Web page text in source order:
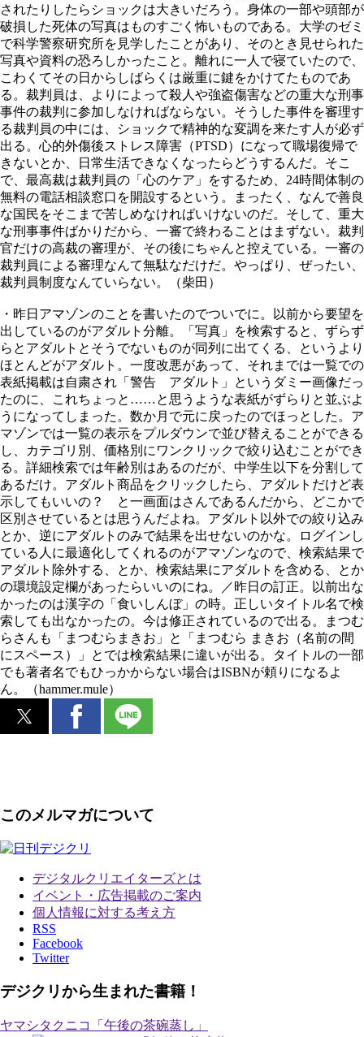
されたりしたらショックは大きいだろう。身体の一部や頭部が
破損した死体の写真はものすごく怖いものである。大学のゼミ
で科学警察研究所を見学したことがあり、そのとき見せられた
写真や資料の恐ろしかったこと。離れに一人で寝ていたので、
こわくてその日からしばらくは厳重に鍵をかけてたものであ
る。裁判員は、よりによって殺人や強盗傷害などの重大な刑事
事件の裁判に参加しなければならない。そうした事件を審理す
る裁判員の中には、ショックで精神的な変調を来たす人が必ず
出る。心的外傷後ストレス障害（PTSD）になって職場復帰で
きないとか、日常生活できなくなったらどうするんだ。そこ
で、最高裁は裁判員の「心のケア」をするため、24時間体制の
無料の電話相談窓口を開設するという。まったく、なんで善良
な国民をそこまで苦しめなければいけないのだ。そして、重大
な刑事事件ばかりだから、一審で終わることはまずない。裁判
官だけの高裁の審理が、その後にちゃんと控えている。一審の
裁判員による審理なんて無駄なだけだ。やっぱり、ぜったい、
裁判員制度なんていらない。（柴田）
・昨日アマゾンのことを書いたのでついでに。以前から要望を
出しているのがアダルト分離。「写真」を検索すると、ずらず
らとアダルトとそうでないものが同列に出てくる、というより
ほとんどがアダルト。一度改悪があって、それまでは一覧での
表紙掲載は自粛され「警告 アダルト」というダミー画像だっ
たのに、これちょっと……と思うような表紙がずらりと並ぶよ
うになってしまった。数か月で元に戻ったのでほっとした。ア
マゾンでは一覧の表示をプルダウンで並び替えることができる
し、カテゴリ別、価格別にワンクリックで絞り込むことができ
る。詳細検索では年齢別はあるのだが、中学生以下を分割して
あるだけ。アダルト商品をクリックしたら、アダルトだけど表
示してもいいの？ と一画面はさんであるんだから、どこかで
区別させているとは思うんだよね。アダルト以外での絞り込み
とか、逆にアダルトのみで結果を出せないのかな。ログインし
ている人に最適化してくれるのがアマゾンなので、検索結果で
アダルト除外する、とか、検索結果にアダルトを含める、とか
の環境設定欄があったらいいのにね。／昨日の訂正。以前出な
かったのは漢字の「食いしんぼ」の時。正しいタイトル名で検
索しても出なかったの。今は修正されているので出る。まつむ
らさんも「まつむらまきお」と「まつむら まきお（名前の間
にスペース）」とでは検索結果に違いが出る。タイトルの一部
でも著者名でもひっかからない場合はISBNが頼りになるよ
ん。（hammer.mule）
このメルマガについて
デジタルクリエイターズとは
イベント・広告掲載のご案内
個人情報に対する考え方
RSS
Facebook
Twitter
デジクリから生まれた書籍！
ヤマシタクニコ「午後の茶碗蒸し」